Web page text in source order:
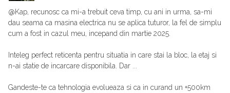
@Kap, recunosc ca mi-a trebuit ceva timp, cu ani in urma, sa-mi
dau seama ca masina electrica nu se aplica tuturor, la fel de simplu
cum a fost in cazul meu, incepand din martie 2025.
Inteleg perfect reticenta pentru situatia in care stai la bloc, la etaj si
n-ai statie de incarcare disponibila. Dar ...
Gandeste-te ca tehnologia evolueaza si ca in curand un +500km